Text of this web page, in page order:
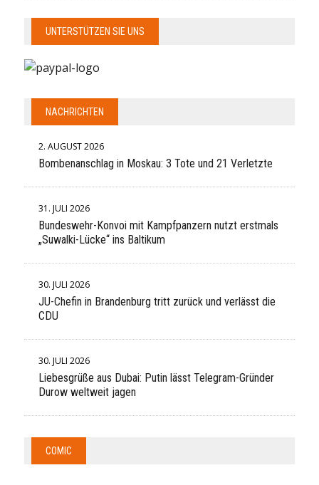
UNTERSTÜTZEN SIE UNS
NACHRICHTEN
2. AUGUST 2026
Bombenanschlag in Moskau: 3 Tote und 21 Verletzte
31. JULI 2026
Bundeswehr-Konvoi mit Kampfpanzern nutzt erstmals
„Suwalki-Lücke“ ins Baltikum
30. JULI 2026
JU-Chefin in Brandenburg tritt zurück und verlässt die
CDU
30. JULI 2026
Liebesgrüße aus Dubai: Putin lässt Telegram-Gründer
Durow weltweit jagen
COMIC